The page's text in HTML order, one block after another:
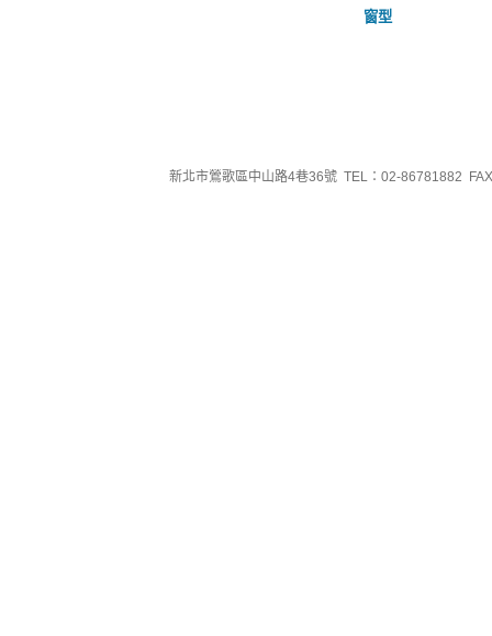
窗型
新北市鶯歌區中山路4巷36號 TEL：02-86781882